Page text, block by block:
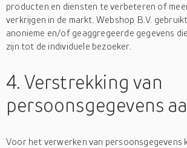
producten en diensten te verbeteren of
verkrijgen in de markt. Webshop B.V.
anonieme en/of geaggregeerde gegevens
zijn tot de individuele bezoeker.
4. Verstrekking van
persoonsgegevens
Voor het verwerken van persoonsgegevens